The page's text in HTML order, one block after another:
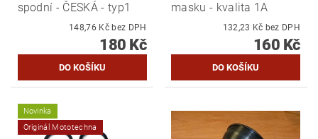
spodní - ČESKÁ - typ1
148,76 Kč bez DPH
180 Kč
masku - kvalita 1A
132,23 Kč bez DPH
160 Kč
Novinka
Originál Mototechna